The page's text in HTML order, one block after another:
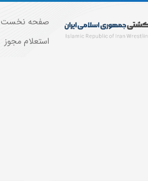
صفحه نخست
استعلام مجوز